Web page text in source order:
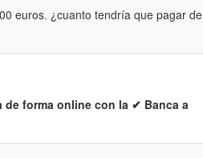
euros. ¿cuanto tendría que pagar de
de forma online con la ✔ Banca a